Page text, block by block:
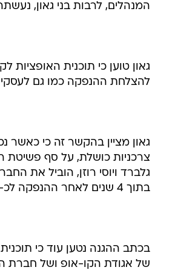
המנהלים, לרבות בני גאון,
גאון טוען כי תוכנית
להצלחת ההנפקה כמו גם
צרכניות כושלת, על סף פשיטת
בתוך 4 שנים לאחר ההנפקה לכ-600-700 מיליון דולר.
בכתב ההגנה נטען עוד כי
של אגודת הקו-אופ ושל חברת